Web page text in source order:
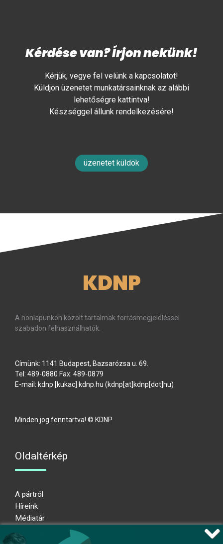
Kérdése van? Írjon nekünk!
Kérjük, vegye fel velünk a kapcsolatot!
Küldjön üzenetet munkatársainknak az alábbi
lehetőségre kattintva!
Készséggel állunk rendelkezésére!
üzenetet küldök
KDNP
A honlapunkon közölt tartalmak forrásmegjelöléssel
szabadon felhasználhatók.
Címünk: 1141 Budapest, Bazsarózsa u. 69.
Tel: 489-0880 Fax: 489-0879
E-mail: kdnp [kukac] kdnp hu (kdnp[at]kdnp[dot]hu)
Minden jog fenntartva! © KDNP
Oldaltérkép
A pártról
Híreink
Médiatár
Adatkezelési nyilatkozat